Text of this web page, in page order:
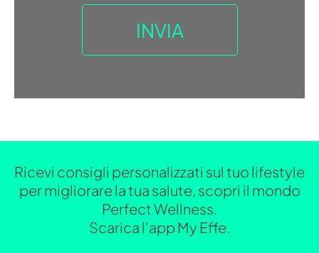
Ricevi consigli personalizzati sul tuo lifestyle
per migliorare la tua salute, scopri il mondo
Perfect Wellness.
Scarica l'app My Effe.